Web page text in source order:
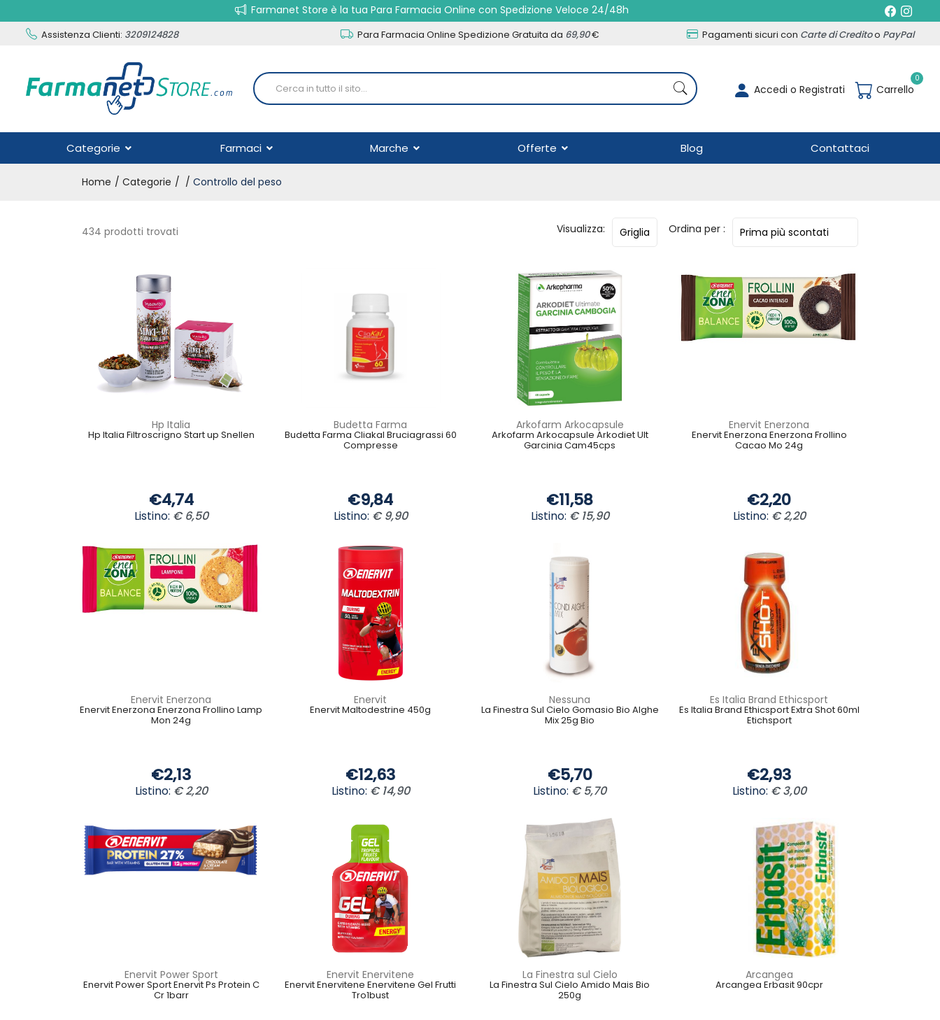
Farmanet Store è la tua Para Farmacia Online con Spedizione Veloce 24/48h
Assistenza Clienti: 3209124828 Para Farmacia Online Spedizione Gratuita da 69,90€ Pagamenti sicuri con Carte di Creditoo PayPal
Accedi o Registrati Carrello
0
Categorie Farmaci Marche Offerte Blog Contattaci
Home Categorie Controllo del peso
434 prodotti trovati Visualizza: Ordina per :
Hp Italia
Hp Italia Filtroscrigno Start up Snellen
€4,74
Listino: € 6,50
Budetta Farma
Budetta Farma Cliakal Bruciagrassi 60
Compresse
€9,84
Listino: € 9,90
Arkofarm Arkocapsule
Arkofarm Arkocapsule Arkodiet Ult
Garcinia Cam45cps
€11,58
Listino: € 15,90
Enervit Enerzona
Enervit Enerzona Enerzona Frollino
Cacao Mo 24g
€2,20
Listino: € 2,20
Enervit Enerzona
Enervit Enerzona Enerzona Frollino Lamp
Mon 24g
€2,13
Listino: € 2,20
Enervit
Enervit Maltodestrine 450g
€12,63
Listino: € 14,90
Nessuna
La Finestra Sul Cielo Gomasio Bio Alghe
Mix 25g Bio
€5,70
Listino: € 5,70
Es Italia Brand Ethicsport
Es Italia Brand Ethicsport Extra Shot 60ml
Etichsport
€2,93
Listino: € 3,00
Enervit Power Sport
Enervit Power Sport Enervit Ps Protein C
Cr 1barr
Enervit Enervitene
Enervit Enervitene Enervitene Gel Frutti
Tro1bust
La Finestra sul Cielo
La Finestra Sul Cielo Amido Mais Bio
250g
Arcangea
Arcangea Erbasit 90cpr